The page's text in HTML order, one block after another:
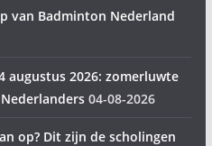
van Badminton Nederland
augustus 2026: zomerluwte
04-08-2026
op? Dit zijn de scholingen